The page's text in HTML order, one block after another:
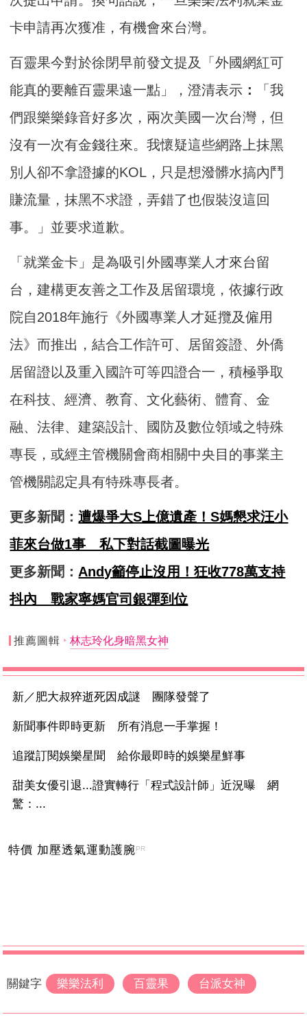
卡申請再次獲准，有機會來台灣。
百靈果今對於徐閉早前發文提及「外國網紅可
能真的要離百靈果遠一點」，澄清表示 ：
「我
們跟樂樂錄音好多次，兩次美國一次台灣，但
沒有一次有金錢往來。我懷疑這些網路上抹黑
別人卻不拿證據的KOL，只是想潑髒水搞內鬥
賺流量，抹黑不求證，弄錯了也假裝沒這回
事。」並要求道歉。
「就業金卡」是為吸引外國專業人才來台留
台，建構更友善之工作及居留環境，依據行政
院自2018年施行《外國專業人才延攬及僱用
法》而推出，結合工作許可、居留簽證、外僑
居留證以及重入國許可等四證合一，積極爭取
在科技、經濟、教育、文化藝術、體育、金
融、法律、建築設計、國防及數位領域之特殊
專長，或經主管機關會商相關中央目的事業主
管機關認定具有特殊專長者。
更多新聞：遭爆爭大S上億遺產！S媽懇求汪小
菲來台做1事 私下對話截圖曝光
更多新聞： Andy籲停止沒用！狂收778萬支持
抖內 戰家寧媽官司銀彈到位
推薦圖輯 林志玲化身暗黑女神
新／肥大叔猝逝死因成謎 團隊發聲了
新聞事件即時更新 所有消息一手掌握！
追蹤訂閱娛樂星聞 給你最即時的娛樂星鮮事
甜美女優引退...證實轉行「程式設計師」近況曝 網
驚：...
特價 加壓透氣運動護腕PR
關鍵字 樂樂法利 百靈果 台派女神